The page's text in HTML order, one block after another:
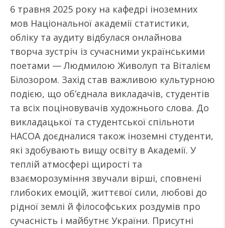
6 травня 2025 року на кафедрі іноземних
мов Національної академії статистики,
обліку та аудиту відбулася онлайнова
творча зустріч із сучасними українськими
поетами — Людмилою Живолуп та Віталієм
Білозором. Захід став важливою культурною
подією, що об’єднала викладачів, студентів
та всіх поціновувачів художнього слова. До
викладацької та студентської спільноти
НАСОА доєдналися також іноземні студенти,
які здобувають вищу освіту в Академії. У
теплій атмосфері щирості та
взаєморозуміння звучали вірші, сповнені
глибоких емоцій, життєвої сили, любові до
рідної землі й філософських роздумів про
сучасність і майбутнє України. Присутні